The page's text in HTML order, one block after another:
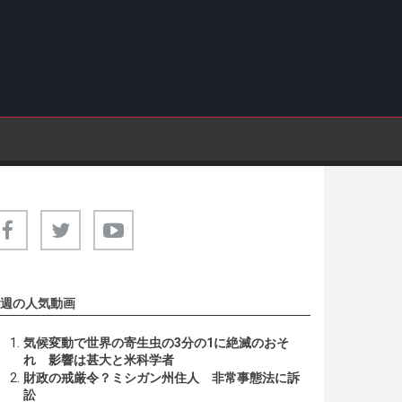
の人気動画
気候変動で世界の寄生虫の3分の1に絶滅のおそ
れ 影響は甚大と米科学者
財政の戒厳令？ミシガン州住人 非常事態法に訴
訟